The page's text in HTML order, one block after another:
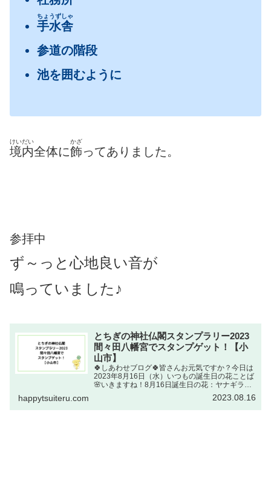
手水舎
ちょうずしゃ
参道の階段
池を囲むように
境内
けいだい
全体に飾
かざ
ってありました。
参拝中
ず～っと心地良い音が
鳴っていました♪
とちぎの神社仏閣スタンプラリー2023
間々田八幡宮でスタンプゲット！【小
山市】
🍀しあわせブログ🍀皆さんお元気ですか？今日は
2023年8月16日（水）いつもの誕生日の花ことば
🌸いきますね！8月16日誕生日の花：ヤナギラン
（柳蘭・アカバナ科）花ことば：集中する出典
元：NHKラジオ深夜便 誕生日の花集中する集中
力があれば・...
happytsuiteru.com 2023.08.16